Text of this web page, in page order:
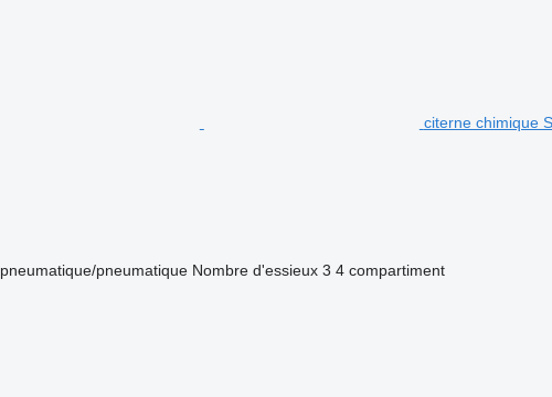
citerne chimique
pneumatique/pneumatique Nombre d'essieux 3 4 compartiment